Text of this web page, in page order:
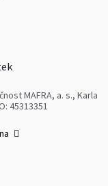
MAFRA, a. s., Karla
45313351